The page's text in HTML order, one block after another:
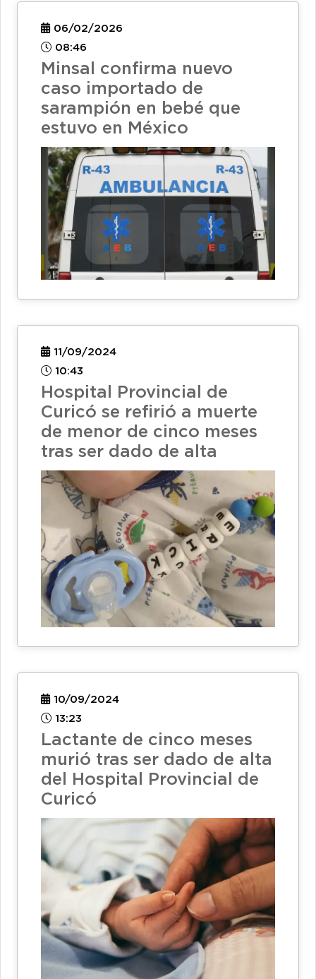
06/02/2026
08:46
Minsal confirma nuevo
caso importado de
sarampión en bebé que
estuvo en México
11/09/2024
10:43
Hospital Provincial de
Curicó se refirió a muerte
de menor de cinco meses
tras ser dado de alta
10/09/2024
13:23
Lactante de cinco meses
murió tras ser dado de alta
del Hospital Provincial de
Curicó